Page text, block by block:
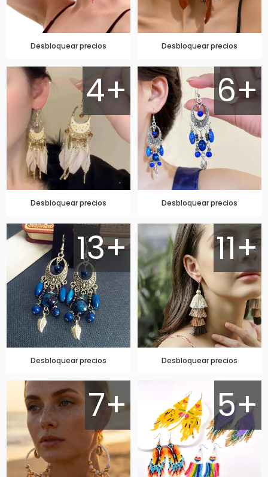
Desbloquear precios Desbloquear precios
4+
Desbloquear precios
6+
Desbloquear precios
13+
Desbloquear precios
11+
Desbloquear precios
7+ 5+